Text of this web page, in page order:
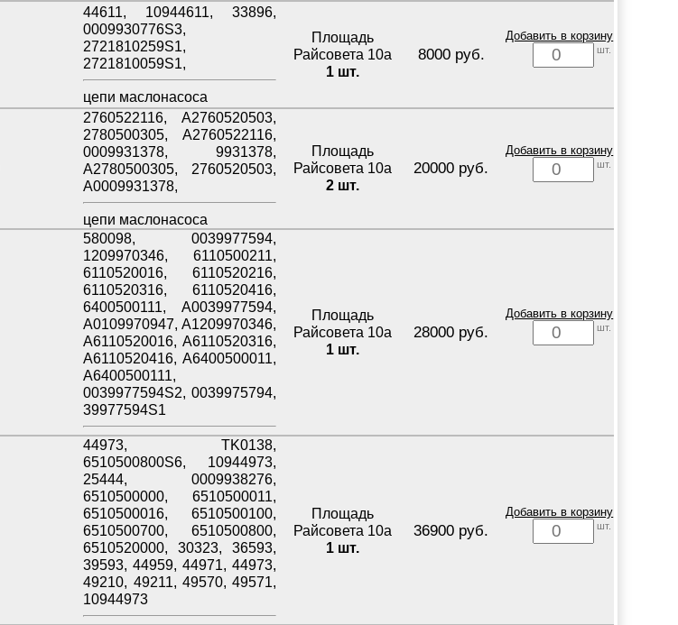
44611, 10944611, 33896,
0009930776S3,
2721810259S1,
2721810059S1,
цепи маслонасоса
Площадь
Райсовета 10а
1 шт.
8000 руб.
Добавить в корзину
шт.
2760522116, A2760520503,
2780500305, A2760522116,
0009931378, 9931378,
A2780500305, 2760520503,
A0009931378,
цепи маслонасоса
Площадь
Райсовета 10а
2 шт.
20000 руб.
Добавить в корзину
шт.
580098, 0039977594,
1209970346, 6110500211,
6110520016, 6110520216,
6110520316, 6110520416,
6400500111, A0039977594,
A0109970947, A1209970346,
A6110520016, A6110520316,
A6110520416, A6400500011,
A6400500111,
0039977594S2, 0039975794,
39977594S1
Площадь
Райсовета 10а
1 шт.
28000 руб.
Добавить в корзину
шт.
44973, TK0138,
6510500800S6, 10944973,
25444, 0009938276,
6510500000, 6510500011,
6510500016, 6510500100,
6510500700, 6510500800,
6510520000, 30323, 36593,
39593, 44959, 44971, 44973,
49210, 49211, 49570, 49571,
10944973
Площадь
Райсовета 10а
1 шт.
36900 руб.
Добавить в корзину
шт.